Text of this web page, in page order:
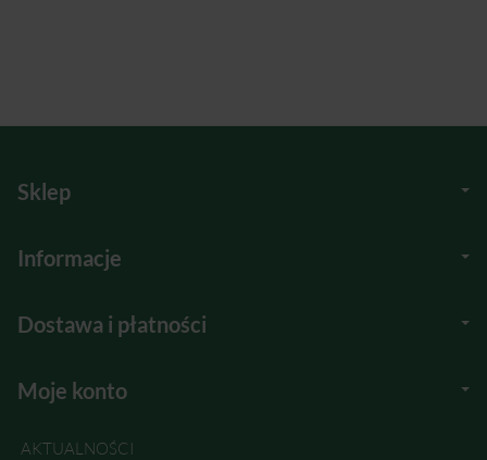
Sklep
Informacje
Dostawa i płatności
Moje konto
AKTUALNOŚCI